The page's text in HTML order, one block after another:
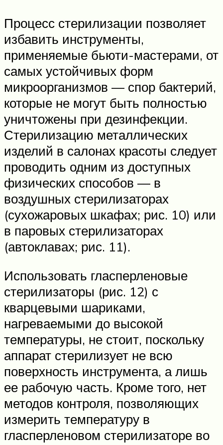
Процесс стерилизации позволяет
избавить инструменты,
применяемые бьюти-мастерами, от
самых устойчивых форм
микроорганизмов — спор бактерий,
которые не могут быть полностью
уничтожены при дезинфекции.
Стерилизацию металлических
изделий в салонах красоты следует
проводить одним из доступных
физических способов — в
воздушных стерилизаторах
(сухожаровых шкафах; рис. 10) или
в паровых стерилизаторах
(автоклавах; рис. 11).
Использовать гласперленовые
стерилизаторы (рис. 12) с
кварцевыми шариками,
нагреваемыми до высокой
температуры, не стоит, поскольку
аппарат стерилизует не всю
поверхность инструмента, а лишь
ее рабочую часть. Кроме того, нет
методов контроля, позволяющих
измерить температуру в
гласперленовом стерилизаторе во